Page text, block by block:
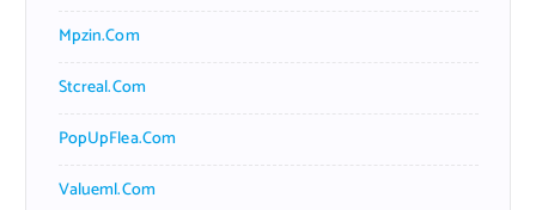
Mpzin.com
Stcreal.com
PopUpFlea.com
Valueml.com